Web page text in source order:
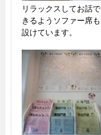
リラックスしてお話で
きるようソファー席も
設けています。